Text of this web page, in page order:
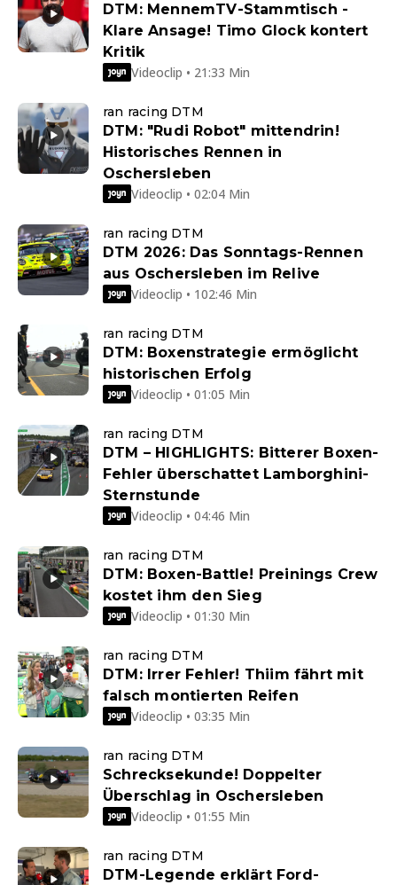
DTM: MennemTV-Stammtisch -
Klare Ansage! Timo Glock kontert
Kritik
Videoclip • 21:33 Min
ran racing DTM
DTM: "Rudi Robot" mittendrin!
Historisches Rennen in
Oschersleben
Videoclip • 02:04 Min
ran racing DTM
DTM 2026: Das Sonntags-Rennen
aus Oschersleben im Relive
Videoclip • 102:46 Min
ran racing DTM
DTM: Boxenstrategie ermöglicht
historischen Erfolg
Videoclip • 01:05 Min
ran racing DTM
DTM – HIGHLIGHTS: Bitterer Boxen-
Fehler überschattet Lamborghini-
Sternstunde
Videoclip • 04:46 Min
ran racing DTM
DTM: Boxen-Battle! Preinings Crew
kostet ihm den Sieg
Videoclip • 01:30 Min
ran racing DTM
DTM: Irrer Fehler! Thiim fährt mit
falsch montierten Reifen
Videoclip • 03:35 Min
ran racing DTM
Schrecksekunde! Doppelter
Überschlag in Oschersleben
Videoclip • 01:55 Min
ran racing DTM
DTM-Legende erklärt Ford-